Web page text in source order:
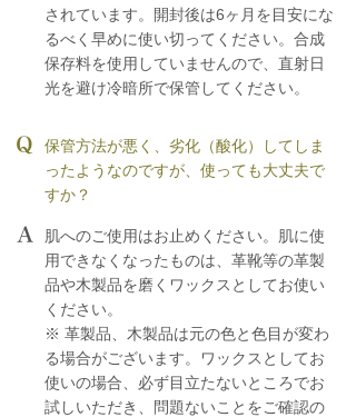
されています。開封後は6ヶ月を目安にな
るべく早めに使い切ってください。合成
保存料を使用していませんので、直射日
光を避け冷暗所で保管してください。
保管方法が悪く、劣化（酸化）してしま
ったようなのですが、使っても大丈夫で
すか？
肌へのご使用はお止めください。肌に使
用できなくなったものは、革靴等の革製
品や木製品を磨くワックスとしてお使い
ください。
※ 革製品、木製品は元の色と色目が変わ
る場合がございます。ワックスとしてお
使いの場合、必ず目立たないところでお
試しいただき、問題ないことをご確認の